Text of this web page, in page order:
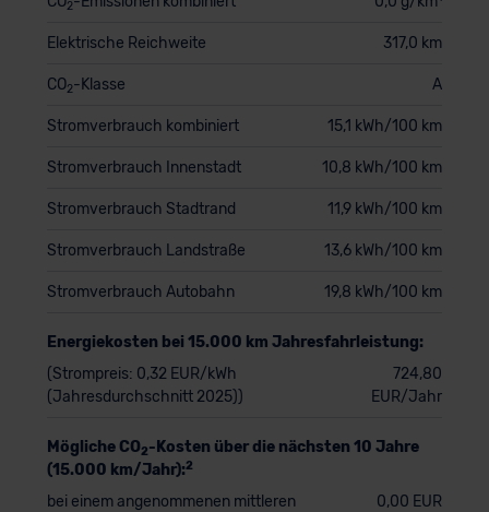
2
Elektrische Reichweite 317,0 km
CO2-Klasse A
Stromverbrauch kombiniert 15,1 kWh/100 km
Stromverbrauch Innenstadt 10,8 kWh/100 km
Stromverbrauch Stadtrand 11,9 kWh/100 km
Stromverbrauch Landstraße 13,6 kWh/100 km
Stromverbrauch Autobahn 19,8 kWh/100 km
Energiekosten bei 15.000 km Jahresfahrleistung:
(Strompreis: 0,32 EUR/kWh
(Jahresdurchschnitt 2025))
724,80
EUR/Jahr
Mögliche CO2-Kosten über die nächsten 10 Jahre
(15.000 km/Jahr):2
bei einem angenommenen mittleren
0,00 EUR